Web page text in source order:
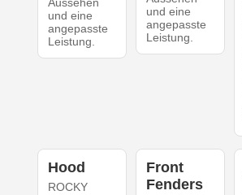
Aussehen
und eine
angepasste
Leistung.
und eine
angepasste
Leistung.
Hood
ROCKY
Front
Fenders